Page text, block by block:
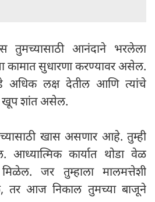
तुमच्यासाठी आनंदाने भरलेला
सुधारणा करण्यावर असेल.
अधिक लक्ष देतील आणि त्यांचे
शांत असेल.
खास असणार आहे. तुम्ही
आध्यात्मिक कार्यात थोडा वेळ
मिळेल. जर तुम्हाला मालमत्तेशी
तर आज निकाल तुमच्या बाजूने